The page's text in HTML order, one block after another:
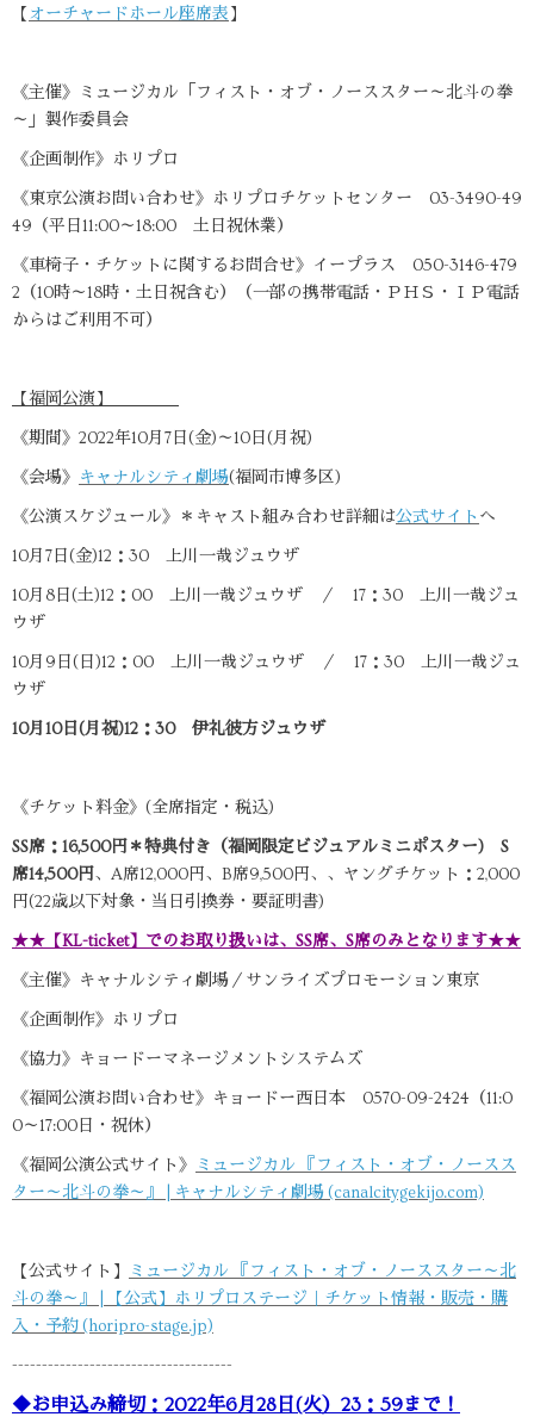
【 オーチャードホール座席表 】
《主催》ミュージカル「フィスト・オブ・ノーススター～北斗の拳
～」製作委員会
《企画制作》ホリプロ
《東京公演お問い合わせ》ホリプロチケットセンター 03-3490-49
49（平日11:00～18:00 土日祝休業）
《車椅子・チケットに関するお問合せ》イープラス 050-3146-479
2（10時～18時・土日祝含む）（一部の携帯電話・ＰＨＳ・ＩＰ電話
からはご利用不可）
【福岡公演】
《期間》2022年10月7日(金)～10日(月祝)
《会場》 キャナルシティ劇場(福岡市博多区)
《公演スケジュール》＊キャスト組み合わせ詳細は公式サイト へ
10月7日(金)12：30 上川一哉ジュウザ
10月8日(土)12：00 上川一哉ジュウザ ／ 17：30 上川一哉ジュ
ウザ
10月9日(日)12：00 上川一哉ジュウザ ／ 17：30 上川一哉ジュ
ウザ
10月10日(月祝)12：30 伊礼彼方ジュウザ
《チケット料金》(全席指定・税込)
SS席：16,500円＊特典付き（福岡限定ビジュアルミニポスター) S
席14,500円 、A席12,000円、B席9,500円、、ヤングチケット：2,000
円(22歳以下対象・当日引換券・要証明書)
★★【KL-ticket】でのお取り扱いは、SS席、S席のみとなります★★
《主催》キャナルシティ劇場／サンライズプロモーション東京
《企画制作》ホリプロ
《協力》キョードーマネージメントシステムズ
《福岡公演お問い合わせ》キョードー西日本 0570-09-2424（11:0
0～17:00日・祝休）
《福岡公演公式サイト》
ミュージカル 『フィスト・オブ・ノースス
ター～北斗の拳～』 | キャナルシティ劇場 (canalcitygekijo.com)
【公式サイト】
ミュージカル 『フィスト・オブ・ノーススター～北
斗の拳～』 | 【公式】ホリプロステージ｜チケット情報・販売・購
入・予約 (horipro-stage.jp)
-------------------------------------
◆お申込み締切：2022年6月28日(火）23：59まで！